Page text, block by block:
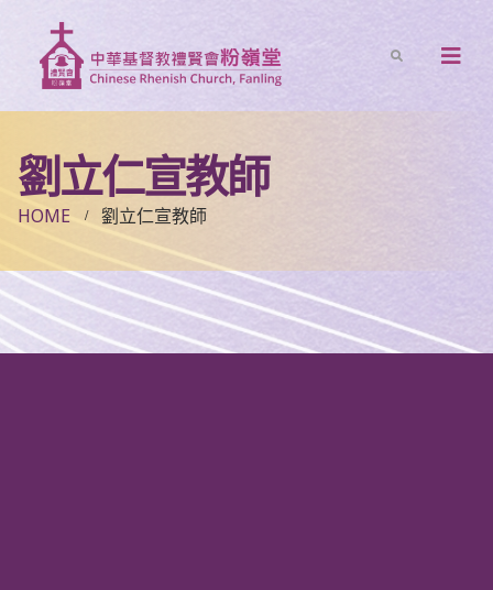
劉立仁宣教師
HOME 劉立仁宣教師